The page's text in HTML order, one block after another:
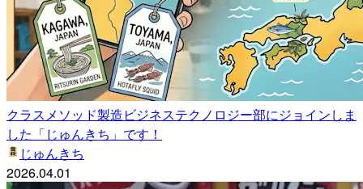
クラスメソッド製造ビジネステクノロジー部にジョインしま
した「じゅんきち」です！
じゅんきち
2026.04.01